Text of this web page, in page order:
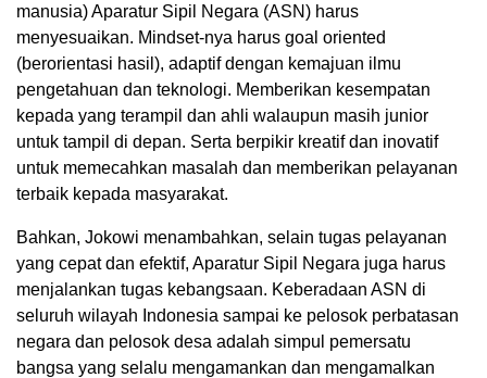
manusia) Aparatur Sipil Negara (ASN) harus
menyesuaikan. Mindset-nya harus goal oriented
(berorientasi hasil), adaptif dengan kemajuan ilmu
pengetahuan dan teknologi. Memberikan kesempatan
kepada yang terampil dan ahli walaupun masih junior
untuk tampil di depan. Serta berpikir kreatif dan inovatif
untuk memecahkan masalah dan memberikan pelayanan
terbaik kepada masyarakat.
Bahkan, Jokowi menambahkan, selain tugas pelayanan
yang cepat dan efektif, Aparatur Sipil Negara juga harus
menjalankan tugas kebangsaan. Keberadaan ASN di
seluruh wilayah Indonesia sampai ke pelosok perbatasan
negara dan pelosok desa adalah simpul pemersatu
bangsa yang selalu mengamankan dan mengamalkan